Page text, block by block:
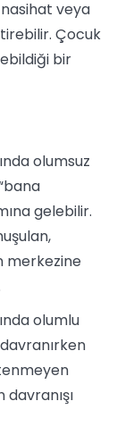
nasihat veya
Çocuk
bir
olumsuz
gelebilir.
merkezine
olumlu